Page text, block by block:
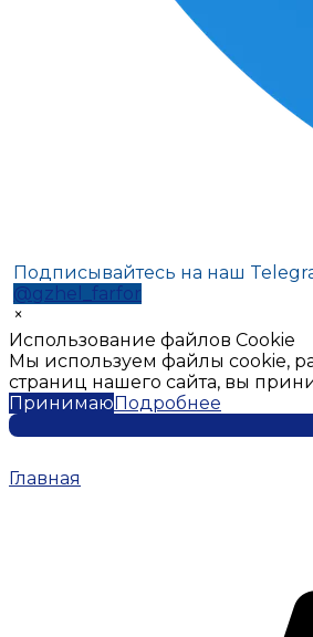
Подписывайтесь на наш
@gzhel_farfor
×
Использование файлов Cookie
Мы используем файлы cookie,
страниц нашего сайта, вы
ПринимаюПодробнее
Главная